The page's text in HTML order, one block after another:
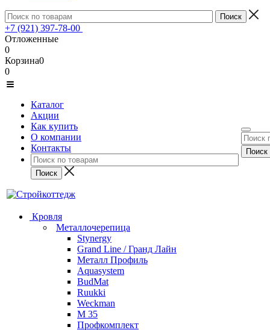
+7 (921) 397-78-00
Отложенные
0
Корзина0
0
Каталог
Акции
Как купить
О компании
Контакты
Кровля
Металлочерепица
Stynergy
Grand Line / Гранд Лайн
Металл Профиль
Aquasystem
BudMat
Ruukki
Weckman
М 35
Профкомплект